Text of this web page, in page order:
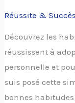
Réussite & Succès
Découvrez les
réussissent à
personnelle et
suis posé cette
bonnes